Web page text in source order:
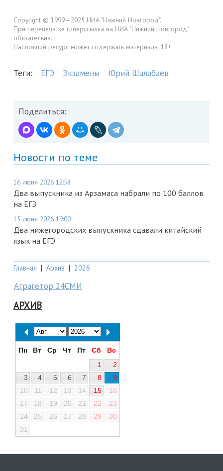
Copyright © 1999—2025 НИА "Нижний Новгород".
При перепечатке гиперссылка на НИА "Нижний Новгород"
обязательна.
Настоящий ресурс может содержать материалы 18+
Теги: ЕГЭ Экзамены Юрий Шалабаев
Поделиться:
Новости по теме
16 июня 2026 12:58
Два выпускника из Арзамаса набрали по 100 баллов
на ЕГЭ
15 июня 2026 19:00
Два нижегородских выпускника сдавали китайский
язык на ЕГЭ
Главная | Архив | 2026
Аграгетор 24СМИ
АРХИВ
Пн Вт Ср Чт Пт Сб
Вс
1
2
3
4 5 6 7 8
9
10
11 12 13 14 15
16
17
18 19 20 21 22
23
24
25 26 27 28 29
30
31